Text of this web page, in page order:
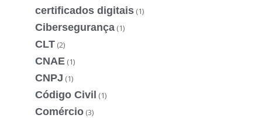
certificados digitais (1)
Cibersegurança (1)
CLT (2)
CNAE (1)
CNPJ (1)
Código Civil (1)
Comércio (3)